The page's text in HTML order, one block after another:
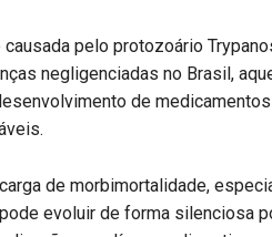
pelo protozoário
negligenciadas no Brasil,
de
de morbimortalidade,
evoluir de forma silenciosa